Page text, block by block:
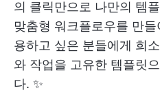
의 클릭만으로 나만의 템
맞춤형 워크플로우를 만
용하고 싶은 분들에게 희
와 작업을 고유한 템플릿
다. ✨